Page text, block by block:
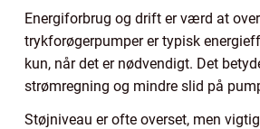
Energiforbrug og drift er værd at
trykforøgerpumper er typisk
kun, når det er nødvendigt. Det
strømregning og mindre slid på
Støjniveau er ofte overset, men